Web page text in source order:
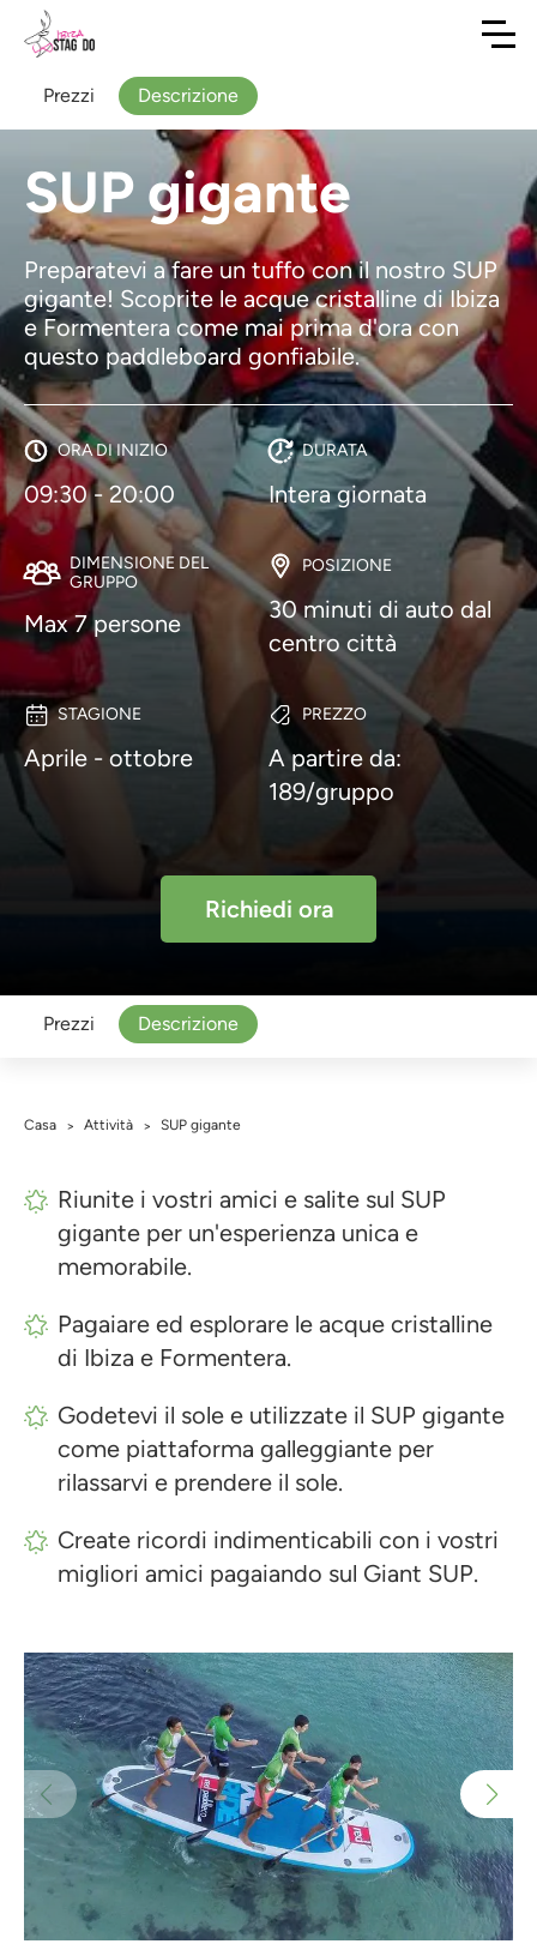
SUP gigante
Preparatevi a fare un tuffo con il nostro SUP
gigante! Scoprite le acque cristalline di Ibiza
e Formentera come mai prima d'ora con
questo paddleboard gonfiabile.
ORA DI INIZIO
09:30 - 20:00
DURATA
Intera giornata
DIMENSIONE DEL
GRUPPO
Max 7 persone
POSIZIONE
30 minuti di auto dal
centro città
STAGIONE
Aprile - ottobre
PREZZO
A partire da:
189/gruppo
Richiedi ora
Prezzi Descrizione
Prezzi Descrizione
Casa > Attività > SUP gigante
Riunite i vostri amici e salite sul SUP
gigante per un'esperienza unica e
memorabile.
Pagaiare ed esplorare le acque cristalline
di Ibiza e Formentera.
Godetevi il sole e utilizzate il SUP gigante
come piattaforma galleggiante per
rilassarvi e prendere il sole.
Create ricordi indimenticabili con i vostri
migliori amici pagaiando sul Giant SUP.